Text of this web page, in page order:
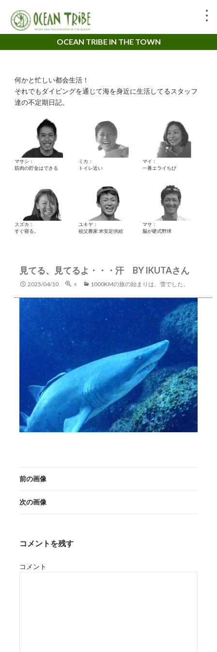
OCEAN TRIBE IN THE TOWN
何かと忙しい都会生活！
それでもダイビングを通じて海を身近に生活してるスタッフ
達の不定期日記。
マサシ：
筋肉の貯金はできる
ミカ：
トイレ近い
マイ：
一番エライちび
スズカ：
すぐ寝る。
ユキヤ：
祖父農家 米安定供給
マサ：
脳が硬式野球
見てる、見てるよ・・・汗 BY IKUTAさん
2025/04/10 × 1000KMの旅の始まりは、雪でした。
前の画像
次の画像
コメントを残す
コメント